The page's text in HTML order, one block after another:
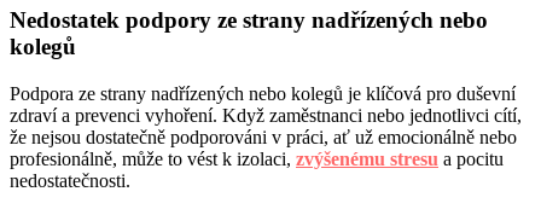
Nedostatek podpory ze strany nadřízených nebo
kolegů
Podpora ze strany nadřízených nebo kolegů je klíčová pro duševní
zdraví a prevenci vyhoření. Když zaměstnanci nebo jednotlivci cítí,
že nejsou dostatečně podporováni v práci, ať už emocionálně nebo
profesionálně, může to vést k izolaci, zvýšenému stresu a pocitu
nedostatečnosti.